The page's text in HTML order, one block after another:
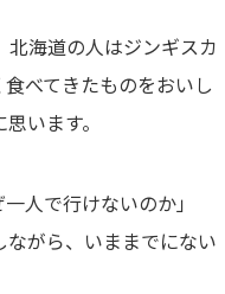
海道の人はジンギスカ
べてきたものをおいし
います。
人で行けないのか」
ながら、いままでにない